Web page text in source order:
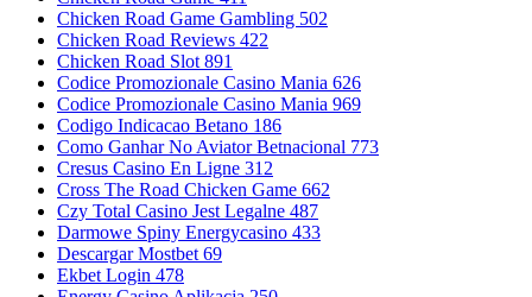
Chicken Road Game Gambling 502
Chicken Road Reviews 422
Chicken Road Slot 891
Codice Promozionale Casino Mania 626
Codice Promozionale Casino Mania 969
Codigo Indicacao Betano 186
Como Ganhar No Aviator Betnacional 773
Cresus Casino En Ligne 312
Cross The Road Chicken Game 662
Czy Total Casino Jest Legalne 487
Darmowe Spiny Energycasino 433
Descargar Mostbet 69
Ekbet Login 478